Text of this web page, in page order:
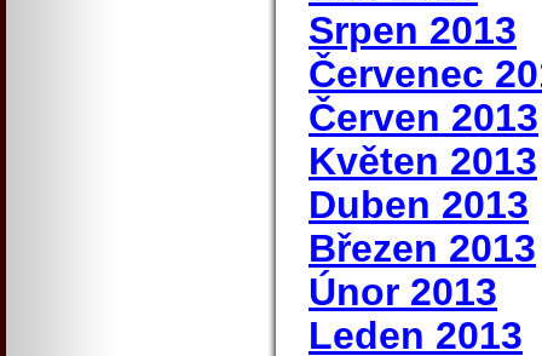
Srpen 2013
Červenec
Červen 2013
Květen 2013
Duben 2013
Březen 2013
Únor 2013
Leden 2013